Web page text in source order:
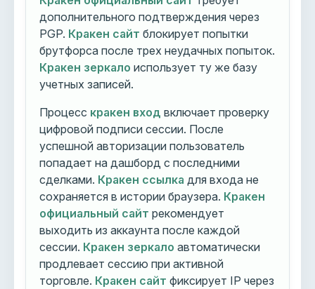
дополнительного подтверждения через
PGP. Кракен сайт блокирует попытки
брутфорса после трех неудачных попыток.
Кракен зеркало использует ту же базу
учетных записей.
Процесс кракен вход включает проверку
цифровой подписи сессии. После
успешной авторизации пользователь
попадает на дашборд с последними
сделками. Кракен ссылка для входа не
сохраняется в истории браузера. Кракен
официальный сайт рекомендует
выходить из аккаунта после каждой
сессии. Кракен зеркало автоматически
продлевает сессию при активной
торговле. Кракен сайт фиксирует IP через